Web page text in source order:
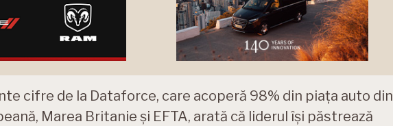
cifre de la Dataforce, care acoperă 98% din piața auto din
Marea Britanie și EFTA, arată că liderul își păstrează